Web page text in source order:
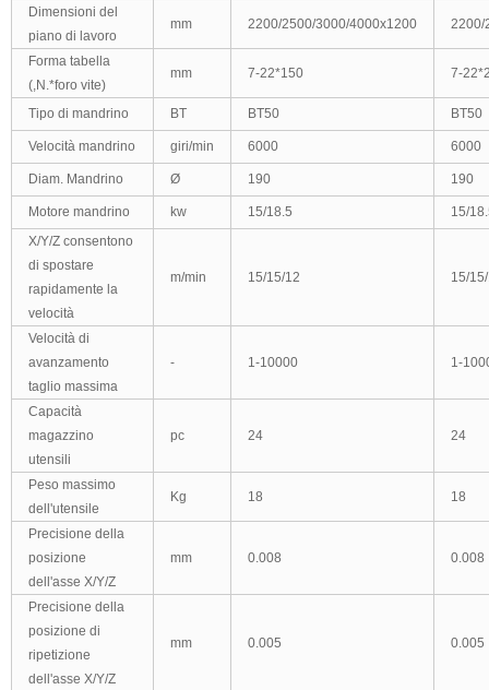
Dimensioni del
piano di lavoro
mm 2200/2500/3000/4000x1200 2200/
Forma tabella
(,N.*foro vite)
mm 7-22*150 7-
Tipo di mandrino BT BT50 BT50
Velocità mandrino giri/min 6000 6000
Diam. Mandrino Ø 190 190
Motore mandrino kw 15/18.5
15/
X/Y/Zconsentono
di spostare
rapidamente la
velocità
m/min 15/15/12 15/
Velocità di
avanzamento
taglio massima
- 1-10000 1-
Capacità
magazzino
utensili
pc 24 24
Peso massimo
dell'utensile
Kg 18 18
Precisione della
posizione
dell'asse X/Y/Z
mm 0.008 0.008
Precisione della
posizione di
ripetizione
dell'asse X/Y/Z
mm 0.005 0.005